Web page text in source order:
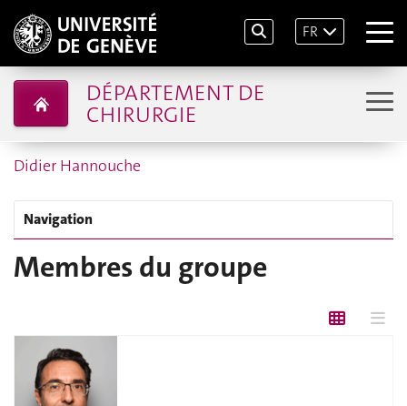
FR
DÉPARTEMENT DE
CHIRURGIE
Didier Hannouche
Navigation
Membres du groupe